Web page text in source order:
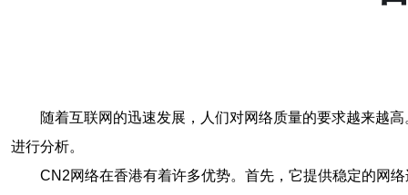
随着互联网的迅速发展，人们对网络质量的要求越来越
进行分析。
CN2网络在香港有着许多优势。首先，它提供稳定的网